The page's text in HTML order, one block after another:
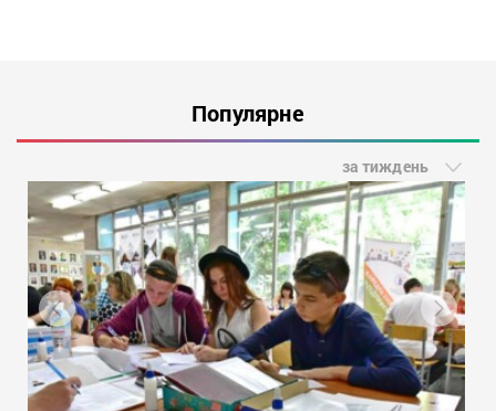
Популярне
за тиждень